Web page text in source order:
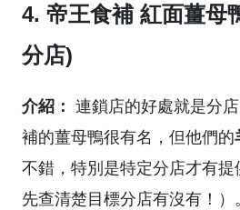
4. 帝王食補 紅面薑母
分店)
介紹： 連鎖店的好處就是分
補的薑母鴨很有名，但他們的
不錯，特別是特定分店才有
先查清楚目標分店有沒有！